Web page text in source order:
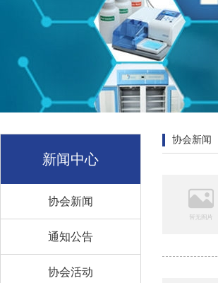
新闻中心
协会新闻
通知公告
协会活动
协会新闻